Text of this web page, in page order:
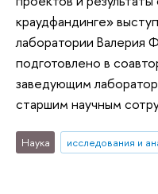
краудфандинге»
лаборатории Валерия
подготовлено в
заведующим
старшим научным
Наука исследования и